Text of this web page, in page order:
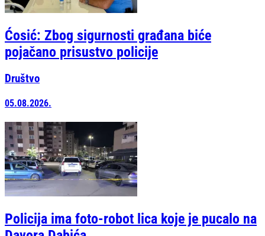
Ćosić: Zbog sigurnosti građana biće
pojačano prisustvo policije
Društvo
05.08.2026.
Policija ima foto-robot lica koje je pucalo na